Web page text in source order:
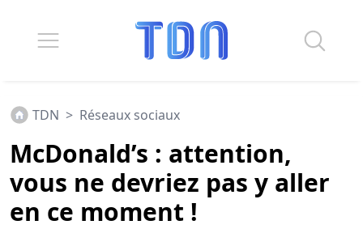
TDN > Réseaux sociaux
McDonald’s : attention,
vous ne devriez pas y aller
en ce moment !